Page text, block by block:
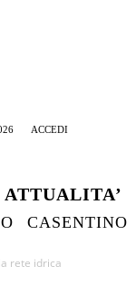
ACCEDI
ATTUALITA’
CASENTINO
rete idrica